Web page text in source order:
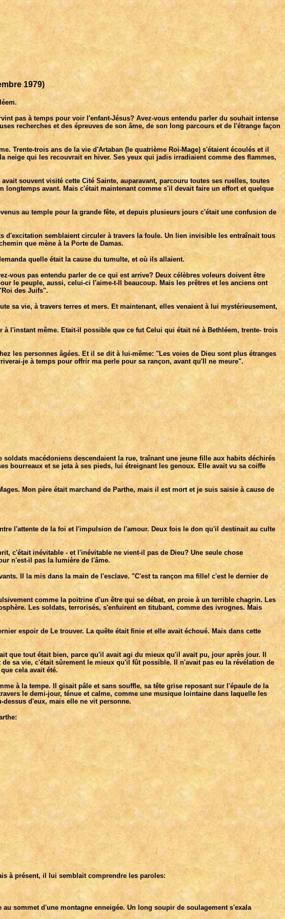
1979)
pas à temps pour voir l'enfant-Jésus? Avez-vous entendu parler du souhait intense
recherches et des épreuves de son âme, de son long parcours et de l'étrange façon
Trente-trois ans de la vie d'Artaban (le quatrième Roi-Mage) s'étaient écoulés et il
qui les recouvrait en hiver. Ses yeux qui jadis irradiaient comme des flammes,
souvent visité cette Cité Sainte, auparavant, parcouru toutes ses ruelles, toutes
avant. Mais c'était maintenant comme s'il devait faire un effort et quelque
au temple pour la grande fête, et depuis plusieurs jours c'était une confusion de
semblaient circuler à travers la foule. Un lien invisible les entraînait tous
que mène à la Porte de Damas.
quelle était la cause du tumulte, et où ils allaient.
vous pas entendu parler de ce qui est arrive? Deux célèbres voleurs doivent être
le peuple, aussi, celui-ci l'aime-t-Il beaucoup. Mais les prêtres et les anciens ont
des Juifs".
sa vie, à travers terres et mers. Et maintenant, elles venaient à lui mystérieusement,
l'instant même. Etait-il possible que ce fut Celui qui était né à Bethléem, trente- trois
les personnes âgées. Et il se dit à lui-même: "Les voies de Dieu sont plus étranges
je à temps pour offrir ma perle pour sa rançon, avant qu'Il ne meure".
macédoniens descendaient la rue, traînant une jeune fille aux habits déchirés
bourreaux et se jeta à ses pieds, lui étreignant les genoux. Elle avait vu sa coiffe
Mon père était marchand de Parthe, mais il est mort et je suis saisie à cause de
l'attente de la foi et l'impulsion de l'amour. Deux fois le don qu'il destinait au culte
c'était inévitable - et l'inévitable ne vient-il pas de Dieu? Une seule chose
n'est-il pas la lumière de l'âme.
Il la mis dans la main de l'esclave. "C'est ta rançon ma fille! c'est le dernier de
comme la poitrine d'un être qui se débat, en proie à un terrible chagrin. Les
Les soldats, terrorisés, s'enfuirent en titubant, comme des ivrognes. Mais
espoir de Le trouver. La quête était finie et elle avait échoué. Mais dans cette
que tout était bien, parce qu'il avait agi du mieux qu'il avait pu, jour après jour. Il
sa vie, c'était sûrement le mieux qu'il fût possible. Il n'avait pas eu la révélation de
cela avait été.
à la tempe. Il gisait pâle et sans souffle, sa tête grise reposant sur l'épaule de la
le demi-jour, ténue et calme, comme une musique lointaine dans laquelle les
d'eux, mais elle ne vit personne.
à présent, il lui semblait comprendre les paroles:
sommet d'une montagne enneigée. Un long soupir de soulagement s'exala